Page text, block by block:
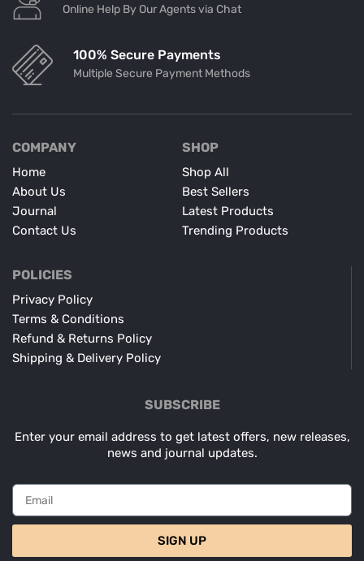
Online Help By Our Agents via Chat
100% Secure Payments
Multiple Secure Payment Methods
COMPANY
Home
About Us
Journal
Contact Us
SHOP
Shop All
Best Sellers
Latest Products
Trending Products
POLICIES
Privacy Policy
Terms & Conditions
Refund & Returns Policy
Shipping & Delivery Policy
SUBSCRIBE
Enter your email address to get latest offers, new releases,
news and journal updates.
SIGN UP